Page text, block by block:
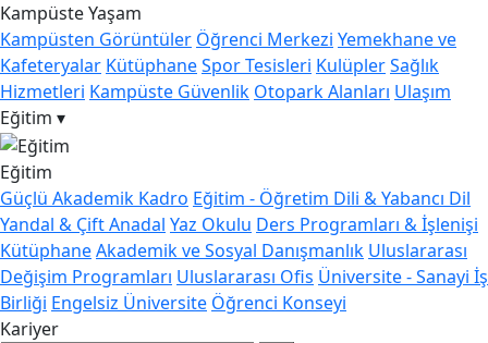
Kampüste Yaşam
Kampüsten Görüntüler Öğrenci Merkezi Yemekhane ve
Kafeteryalar KütüphaneSpor Tesisleri KulüplerSağlık
Hizmetleri Kampüste Güvenlik Otopark Alanları Ulaşım
Eğitim ▾
Eğitim
Güçlü Akademik Kadro Eğitim - Öğretim Dili & Yabancı Dil
Yandal & Çift Anadal Yaz Okulu Ders Programları & İşlenişi
KütüphaneAkademik ve Sosyal Danışmanlık Uluslararası
Değişim Programları Uluslararası Ofis Üniversite - Sanayi İş
Birliği Engelsiz Üniversite Öğrenci Konseyi
Kariyer